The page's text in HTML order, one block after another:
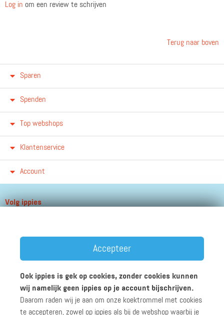
Log in om een review te schrijven
Terug naar boven
Sparen
Spenden
Top webshops
Klantenservice
Account
Volg ippies
Werken bij ippies Zakelijk Algemene voorwaarden
Accepteer
Ook ippies is gek op cookies, zonder cookies kunnen
wij namelijk geen ippies op je account bijschrijven.
Daarom raden wij je aan om onze koektrommel met cookies
te accepteren, zowel op ippies als bij de webshop waarbij je